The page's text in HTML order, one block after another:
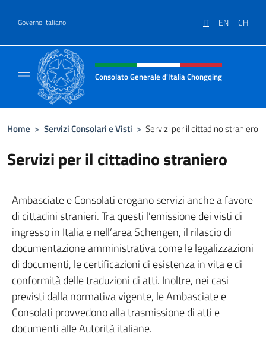
Governo Italiano IT EN CH
Intestazione sito, social e menù
Consolato Generale d'Italia Chongqing
Home > Servizi Consolari e Visti > Servizi per il cittadino straniero
Servizi per il cittadino straniero
Ambasciate e Consolati erogano servizi anche a favore
di cittadini stranieri. Tra questi l’emissione dei visti di
ingresso in Italia e nell’area Schengen, il rilascio di
documentazione amministrativa come le legalizzazioni
di documenti, le certificazioni di esistenza in vita e di
conformità delle traduzioni di atti. Inoltre, nei casi
previsti dalla normativa vigente, le Ambasciate e
Consolati provvedono alla trasmissione di atti e
documenti alle Autorità italiane.